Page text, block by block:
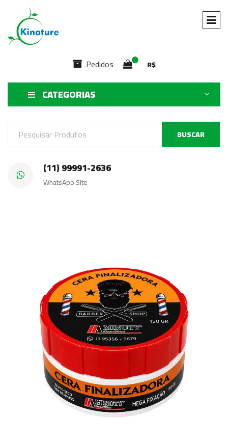
Pedidos R$
CATEGORIAS
BUSCAR
(11) 99991-2636
WhatsApp Site